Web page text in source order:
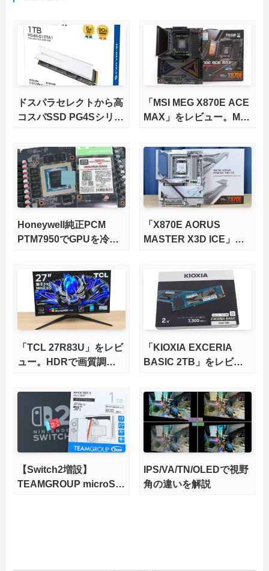
ドスパラセレクトから高
コスパSSD PG4Sシリー
「MSI MEG X870E ACE
MAX」をレビュー。M.2
版X870Eマザーボードを
徹底検証
Honeywell純正PCM
PTM7950でGPUを冷や
「X870E AORUS
MASTER X3D ICE」を
さらに高速にする完全版
X870Eマザーボードを徹
底検証
「TCL 27R83U」をレビ
ュー。HDRで画質調整
輝度も発揮！
「KIOXIA EXCERIA
BASIC 2TB」をレビュ
力、高性能、高コスパを
実現！
【Switch2増設】
TEAMGROUP microSD
IPS/VA/TN/OLEDで視野
角の違いを解説